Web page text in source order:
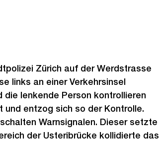
Zürich auf der Werdstrasse
links an einer Verkehrsinsel
die lenkende Person kontrollieren
entzog sich so der Kontrolle.
Warnsignalen. Dieser setzte
der Usteribrücke kollidierte das